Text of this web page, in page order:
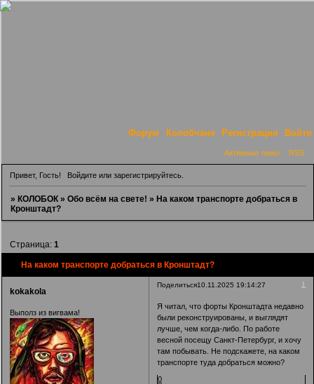
Форум Колобчане Регистрация Войти
Активные темы RSS
Привет, Гость! Войдитеили зарегистрируйтесь.
»КОЛОБОК »Обо всём на свете! »На каком транспорте добраться в
Кронштадт?
На каком транспорте добраться в Кронштадт?
Страница:1
Поделиться 1
10.11.2025 19:14:27
kokakola
Выполз из вигвама!
Я читал, что форты Кронштадта недавно
были реконструированы, и выглядят
лучше, чем когда-либо. По работе
весной посещу Санкт-Петербург, и хочу
там побывать. Не подскажете, на каком
транспорте туда добраться можно?
0